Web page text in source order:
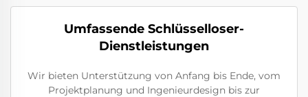
Umfassende Schlüsselloser-
Dienstleistungen
Wir bieten Unterstützung von Anfang bis Ende, vom
Projektplanung und Ingenieurdesign bis zur